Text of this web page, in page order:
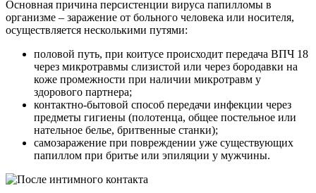
Основная причина персистенции вируса папилломы в
организме – заражение от больного человека или носителя,
осуществляется несколькими путями:
половой путь, при коитусе происходит передача ВПЧ 18
через микротравмы слизистой или через бородавки на
коже промежности при наличии микротравм у
здорового партнера;
контактно-бытовой способ передачи инфекции через
предметы гигиены (полотенца, общее постельное или
нательное белье, бритвенные станки);
самозаражение при повреждении уже существующих
папиллом при бритье или эпиляции у мужчины.